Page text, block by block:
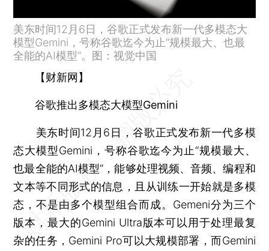
美东时间12月6日，谷歌正式发布新一代多模态大
模型Gemini，号称谷歌迄今为止“规模最大、也最
全能的AI模型”。图：视觉中国
【财新网】
谷歌推出多模态大模型Gemini
美东时间12月6日，谷歌正式发布新一代多模
态大模型Gemini，号称谷歌迄今为止“规模最大、
也最全能的AI模型”，能够处理视频、音频、编程和
文本等不同形式的信息，且从训练一开始就是多模
态，不是由多个模型组合而成。Gemeni分为三个
版本，最大的Gemini Ultra版本可以用于处理最复
杂的任务，Gemini Pro可以大规模部署，而Gemini